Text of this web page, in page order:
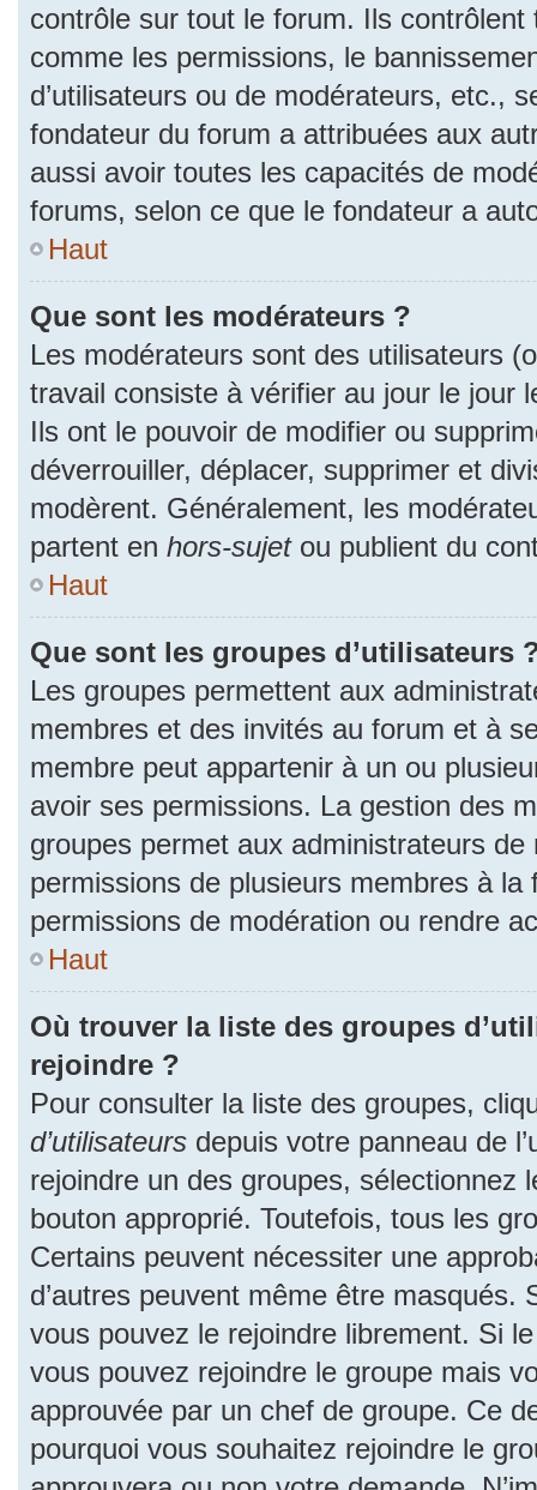
contrôle sur tout le forum. Ils
comme les permissions, le
d’utilisateurs ou de modérateurs, etc.,
fondateur du forum a attribuées aux
aussi avoir toutes les capacités de
forums, selon ce que le fondateur a
Haut
Que sont les modérateurs ?
Les modérateurs sont des utilisateurs
travail consiste à vérifier au jour le jour
Ils ont le pouvoir de modifier ou
déverrouiller, déplacer, supprimer et
modèrent. Généralement, les
partent en hors-sujetou publient du
Haut
Que sont les groupes d’utilisateurs
Les groupes permettent aux
membres et des invités au forum et à
membre peut appartenir à un ou
avoir ses permissions. La gestion des
groupes permet aux administrateurs
permissions de plusieurs membres à la
permissions de modération ou rendre
Haut
Où trouver la liste des groupes
rejoindre ?
Pour consulter la liste des groupes,
d’utilisateurs depuis votre panneau de
rejoindre un des groupes, sélectionnez
bouton approprié. Toutefois, tous les
Certains peuvent nécessiter une
d’autres peuvent même être
vous pouvez le rejoindre librement. Si
vous pouvez rejoindre le groupe mais
approuvée par un chef de groupe. Ce
pourquoi vous souhaitez rejoindre le